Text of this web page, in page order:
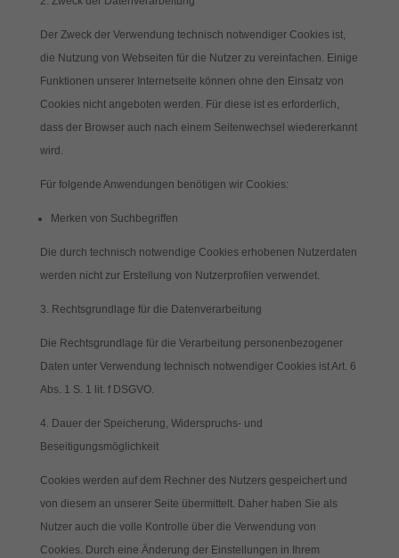
Der Zweck der Verwendung technisch notwendiger Cookies ist,
die Nutzung von Webseiten für die Nutzer zu vereinfachen. Einige
Funktionen unserer Internetseite können ohne den Einsatz von
Cookies nicht angeboten werden. Für diese ist es erforderlich,
dass der Browser auch nach einem Seitenwechsel wiedererkannt
wird.
Für folgende Anwendungen benötigen wir Cookies:
Merken von Suchbegriffen
Die durch technisch notwendige Cookies erhobenen Nutzerdaten
werden nicht zur Erstellung von Nutzerprofilen verwendet.
3. Rechtsgrundlage für die Datenverarbeitung
Die Rechtsgrundlage für die Verarbeitung personenbezogener
Daten unter Verwendung technisch notwendiger Cookies ist Art. 6
Abs. 1 S. 1 lit. f DSGVO.
4. Dauer der Speicherung, Widerspruchs- und
Beseitigungsmöglichkeit
Cookies werden auf dem Rechner des Nutzers gespeichert und
von diesem an unserer Seite übermittelt. Daher haben Sie als
Nutzer auch die volle Kontrolle über die Verwendung von
Cookies. Durch eine Änderung der Einstellungen in Ihrem